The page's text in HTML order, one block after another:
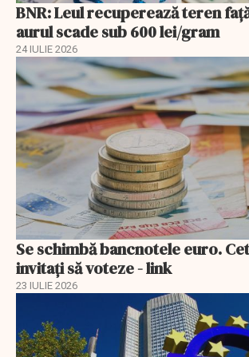
BNR: Leul recuperează teren
aurul scade sub 600 lei/gram
24 IULIE 2026
Se schimbă bancnotele euro.
invitați să voteze - link
23 IULIE 2026